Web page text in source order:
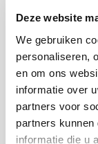
Deze website
We gebruiken
personaliseren,
en om ons
informatie over
partners voor
partners
informatie die u
Vergelijkbare